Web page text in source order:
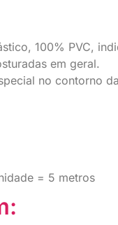
100% PVC,
em geral.
no contorno
= 5 metros